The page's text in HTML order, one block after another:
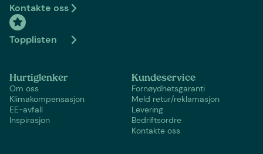
Kontakte oss
Topplisten
Hurtiglenker
Om oss
Klimakompensasjon
EE-avfall
Inspirasjon
Kundeservice
Fornøydhetsgaranti
Meld retur/reklamasjon
Levering
Bedriftsordre
Kontakte oss